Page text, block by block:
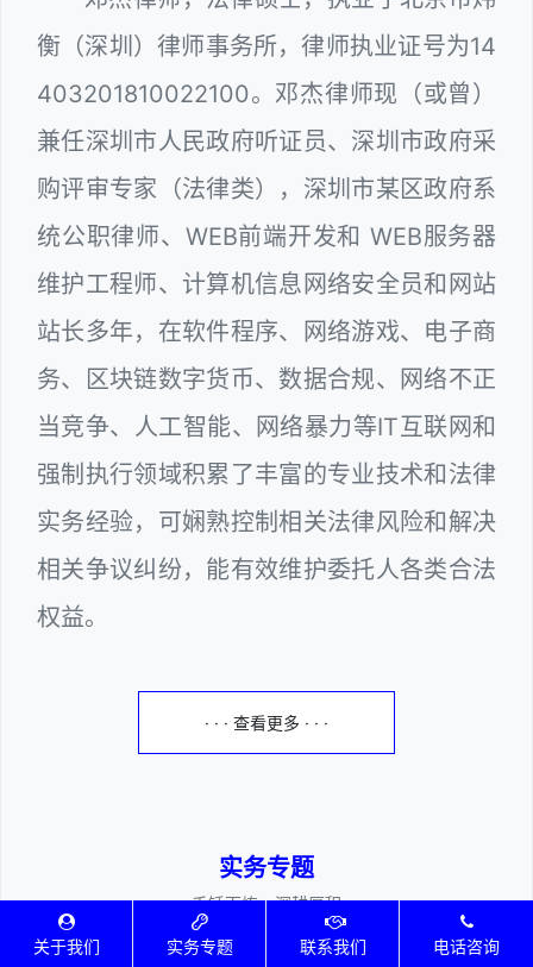
衡（深圳）律师事务所，律师执业证号为14
403201810022100。邓杰律师现（或曾）
兼任深圳市人民政府听证员、深圳市政府采
购评审专家（法律类），深圳市某区政府系
统公职律师、WEB前端开发和 WEB服务器
维护工程师、计算机信息网络安全员和网站
站长多年，在软件程序、网络游戏、电子商
务、区块链数字货币、数据合规、网络不正
当竞争、人工智能、网络暴力等IT互联网和
强制执行领域积累了丰富的专业技术和法律
实务经验，可娴熟控制相关法律风险和解决
相关争议纠纷，能有效维护委托人各类合法
权益。
· · · 查看更多 · · ·
实务专题
————千锤百炼、深耕厚积————
关于我们 实务专题 联系我们 电话咨询